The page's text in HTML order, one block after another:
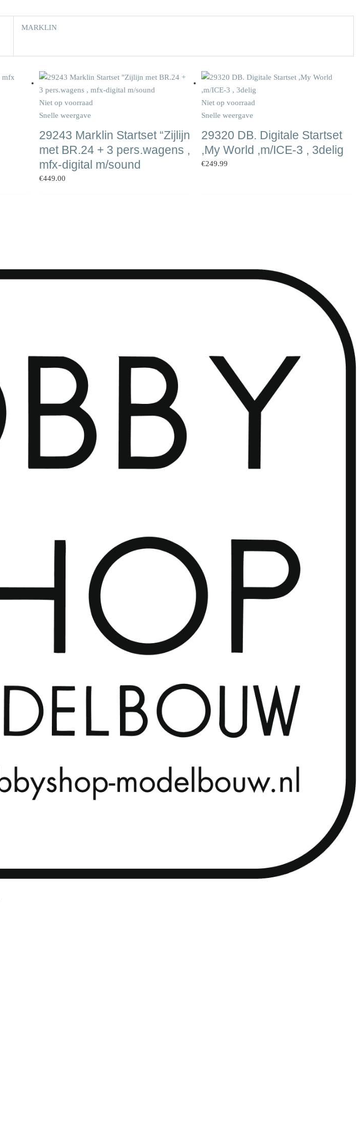
MARKLIN
Niet op voorraad
Snelle weergave
29243 Marklin Startset “Zijlijn
met BR.24 + 3 pers.wagens ,
mfx-digital m/sound
€449.00
Niet op voorraad
Snelle weergave
29320 DB. Digitale Startset
,My World ,m/ICE-3 , 3delig
€249.99